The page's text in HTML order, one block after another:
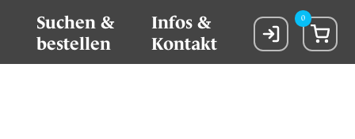
Suchen &
bestellen
Infos &
Kontakt
0